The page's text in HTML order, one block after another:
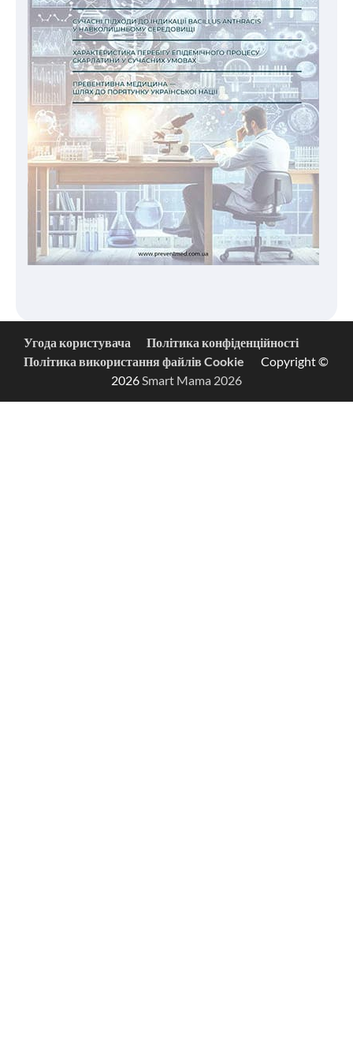
Угода користувача
Політика конфіденційності
Політика використання файлів Cookie
Copyright ©
2026Smart Mama 2026